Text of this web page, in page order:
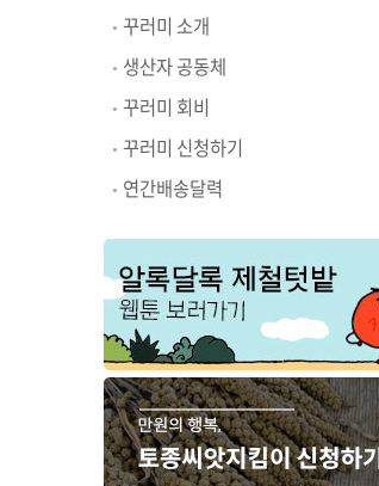
꾸러미 소개
생산자 공동체
꾸러미 회비
꾸러미 신청하기
연간배송달력